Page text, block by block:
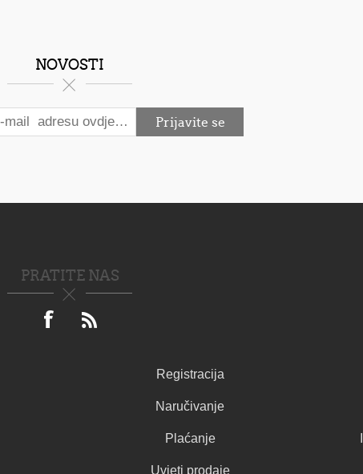
NOVOSTI
PRATITE NAS
Registracija
Naručivanje
Plaćanje
Uvjeti prodaje